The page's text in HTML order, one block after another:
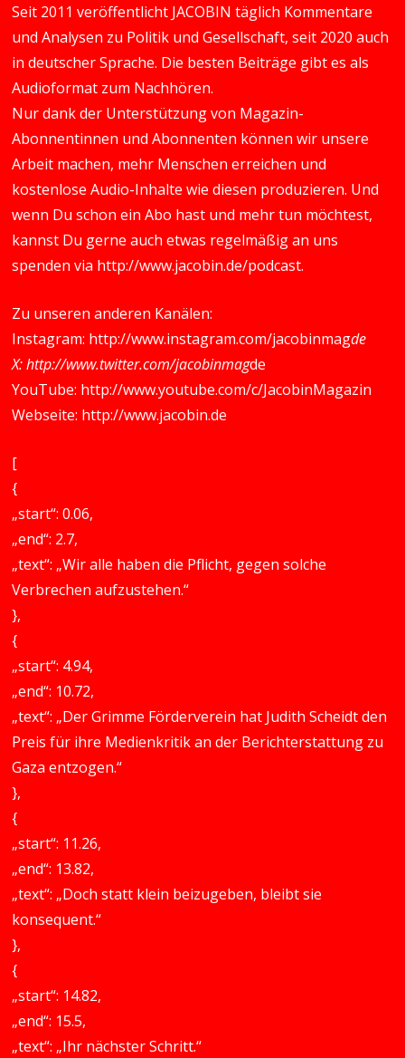
Seit 2011 veröffentlicht JACOBIN täglich Kommentare
und Analysen zu Politik und Gesellschaft, seit 2020 auch
in deutscher Sprache. Die besten Beiträge gibt es als
Audioformat zum Nachhören.
Nur dank der Unterstützung von Magazin-
Abonnentinnen und Abonnenten können wir unsere
Arbeit machen, mehr Menschen erreichen und
kostenlose Audio-Inhalte wie diesen produzieren. Und
wenn Du schon ein Abo hast und mehr tun möchtest,
kannst Du gerne auch etwas regelmäßig an uns
spenden via http://www.jacobin.de/podcast.
Zu unseren anderen Kanälen:
Instagram: http://www.instagram.com/jacobinmagde
X:http://www.twitter.com/jacobinmagde
YouTube: http://www.youtube.com/c/JacobinMagazin
Webseite: http://www.jacobin.de
[
{
„start“: 0.06,
„end“: 2.7,
„text“: „Wir alle haben die Pflicht, gegen solche
Verbrechen aufzustehen.“
},
{
„start“: 4.94,
„end“: 10.72,
„text“: „Der Grimme Förderverein hat Judith Scheidt den
Preis für ihre Medienkritik an der Berichterstattung zu
Gaza entzogen.“
},
{
„start“: 11.26,
„end“: 13.82,
„text“: „Doch statt klein beizugeben, bleibt sie
konsequent.“
},
{
„start“: 14.82,
„end“: 15.5,
„text“: „Ihr nächster Schritt.“